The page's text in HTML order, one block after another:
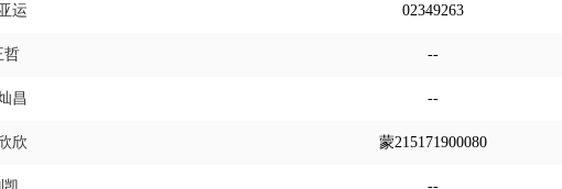
运 02349263
哲 --
昌 --
欣 蒙215171900080